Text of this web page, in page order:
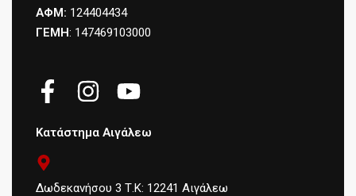
ΑΦΜ: 124404434
ΓΕΜΗ: 147469103000
Κατάστημα Αιγάλεω
Δωδεκανήσου 3 Τ.Κ: 12241 Αιγάλεω